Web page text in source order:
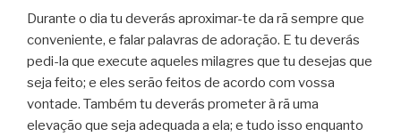
Durante o dia tu deverás aproximar-te da rã sempre que
conveniente, e falar palavras de adoração. E tu deverás
pedi-la que execute aqueles milagres que tu desejas que
seja feito; e eles serão feitos de acordo com vossa
vontade. Também tu deverás prometer à rã uma
elevação que seja adequada a ela; e tudo isso enquanto